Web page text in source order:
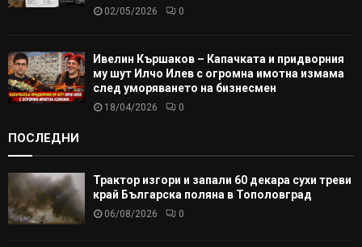
02/05/2026 0
Ивелин Кършаков – Капачката и придворния
му шут Илчо Илев с огромна имотна измама
след уморяването на бизнесмен
18/04/2026 0
ПОСЛЕДНИ
Трактор изгори и запали 60 декара сухи треви
край Българска поляна в Тополовград
06/08/2026 0